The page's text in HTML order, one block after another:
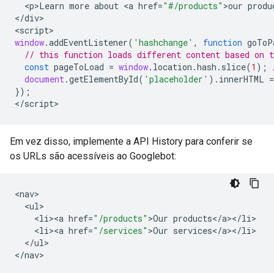
<p>Learn more about <a href="#/products" >our
</div>
<script
window.addEventListener( 'hashchange' , function
// this function loads different content based on
const pageToLoad = window. location .hash . slice(1 );
document.getElementById( 'placeholder' ). innerHTML =
});
</script>
Em vez disso, implemente a API History para conferir se
os URLs são acessíveis ao Googlebot:
<nav
<ul
<li><a href="/products" >Our products</a></li
<li><a href="/services" >Our services</a></li
</ul>
</nav>